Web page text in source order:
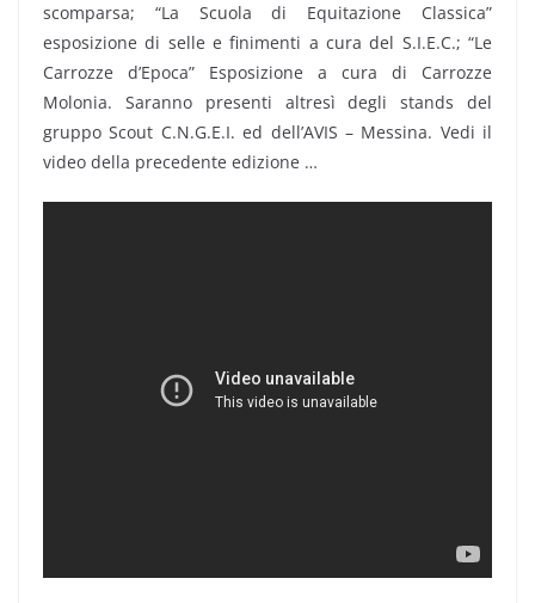
scomparsa; “La Scuola di Equitazione Classica”
esposizione di selle e finimenti a cura del S.I.E.C.; “Le
Carrozze d’Epoca” Esposizione a cura di Carrozze
Molonia. Saranno presenti altresì degli stands del
gruppo Scout C.N.G.E.I. ed dell’AVIS – Messina. Vedi il
video della precedente edizione …